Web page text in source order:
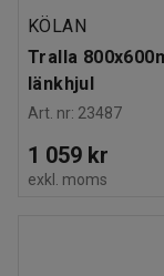
KÖLAN
Tralla
länkhjul
Art. nr: 23487
1 059 kr
exkl. moms